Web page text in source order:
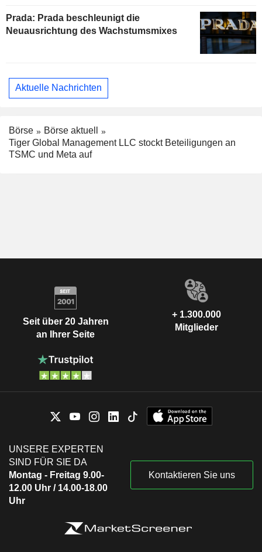
Prada: Prada beschleunigt die
Neuausrichtung des Wachstumsmixes
Aktuelle Nachrichten
Börse
Börse aktuell
Tiger Global Management LLC stockt Beteiligungen an
TSMC und Meta auf
Seit über 20 Jahren
an Ihrer Seite
+ 1.300.000
Mitglieder
UNSERE EXPERTEN
SIND FÜR SIE DA
Montag - Freitag 9.00-
12.00 Uhr / 14.00-18.00
Uhr
Kontaktieren Sie uns